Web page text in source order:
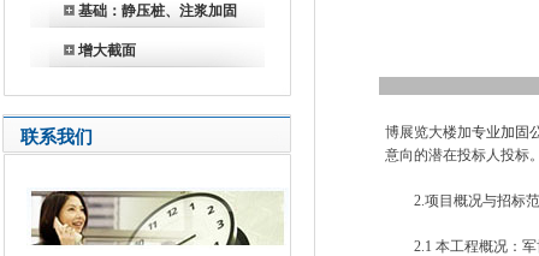
基础：静压桩、注浆加固
增大截面
联系我们 博展览大楼加专业加固
意向的潜在投标人投标
2.项目概况与招标
2.1 本工程概况：军